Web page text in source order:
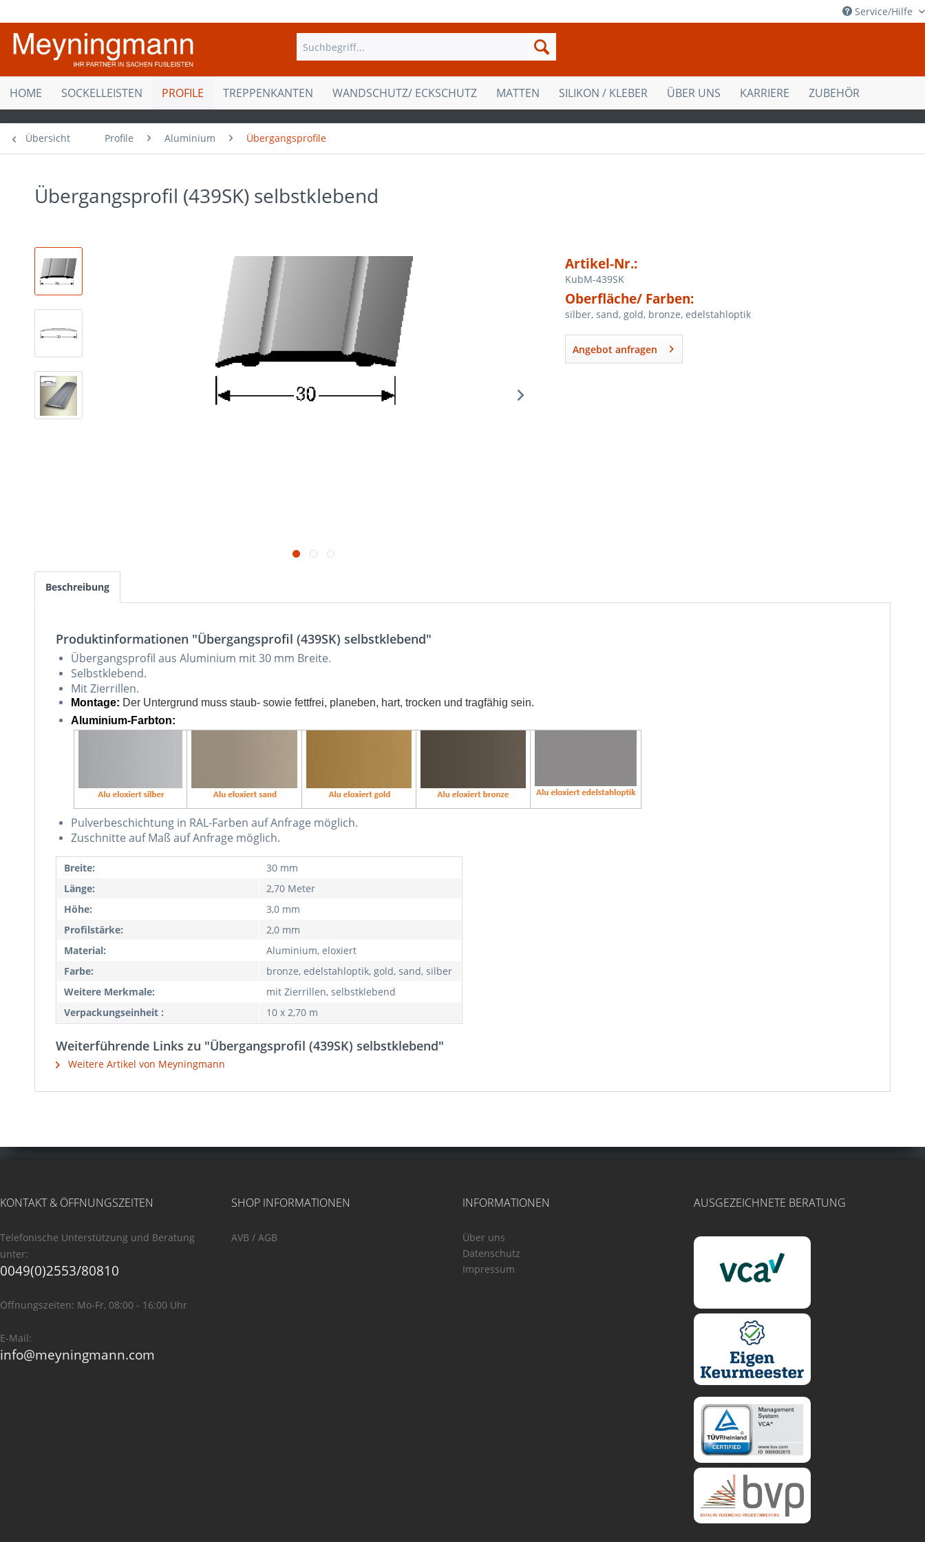
Service/Hilfe
HOME SOCKELLEISTEN PROFILE TREPPENKANTEN WANDSCHUTZ/ ECKSCHUTZ MATTEN SILIKON / KLEBER ÜBER UNS KARRIERE ZUBEHÖR
Übersicht Profile Aluminium Übergangsprofile
Übergangsprofil (439SK) selbstklebend
Artikel-Nr.:
KubM-439SK
Oberfläche/ Farben:
silber, sand, gold, bronze, edelstahloptik
Angebot anfragen
Beschreibung
Produktinformationen "Übergangsprofil (439SK) selbstklebend"
Übergangsprofil aus Aluminium mit 30 mm Breite.
Selbstklebend.
Mit Zierrillen.
Montage: Der Untergrund muss staub- sowie fettfrei, planeben, hart, trocken und tragfähig sein.
Aluminium-Farbton:
Pulverbeschichtung in RAL-Farben auf Anfrage möglich.
Zuschnitte auf Maß auf Anfrage möglich.
Breite:
30 mm
Länge:
2,70 Meter
Höhe:
3,0 mm
Profilstärke:
2,0 mm
Material:
Aluminium, eloxiert
Farbe:
bronze, edelstahloptik, gold, sand, silber
Weitere Merkmale:
mit Zierrillen, selbstklebend
Verpackungseinheit :
10 x 2,70 m
Weiterführende Links zu "Übergangsprofil (439SK) selbstklebend"
Weitere Artikel von Meyningmann
KONTAKT & ÖFFNUNGSZEITEN
Telefonische Unterstützung und Beratung
unter:
0049(0)2553/80810
Öffnungszeiten: Mo-Fr, 08:00 - 16:00 Uhr
E-Mail:
info@meyningmann.com
SHOP INFORMATIONEN
AVB / AGB
INFORMATIONEN
Über uns
Datenschutz
Impressum
AUSGEZEICHNETE BERATUNG